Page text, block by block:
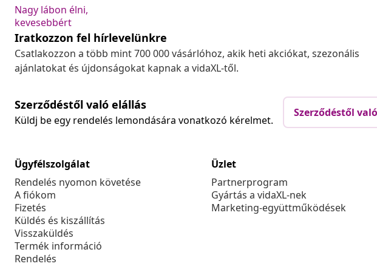
Nagy lábon élni,
kevesebbért
Iratkozzon fel hírlevelünkre
Csatlakozzon a több mint 700 000 vásárlóhoz, akik heti akciókat, szezonális
ajánlatokat és újdonságokat kapnak a vidaXL-től.
Szerződéstől való elállás
Küldj be egy rendelés lemondására vonatkozó kérelmet.
Szerződéstől
Ügyfélszolgálat
Rendelés nyomon követése
A fiókom
Fizetés
Küldés és kiszállítás
Visszaküldés
Termék információ
Rendelés
Üzlet
Partnerprogram
Gyártás a vidaXL-nek
Marketing-együttműködések